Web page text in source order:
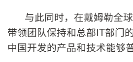
与此同时，在戴姆勒全
带领团队保持和总部IT部门
中国开发的产品和技术能够